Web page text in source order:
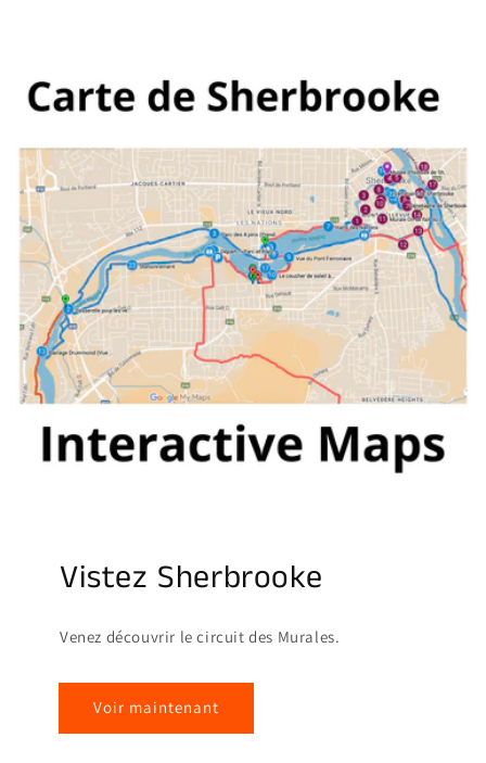
Vistez Sherbrooke
Venez découvrir le circuit des Murales.
Voir maintenant